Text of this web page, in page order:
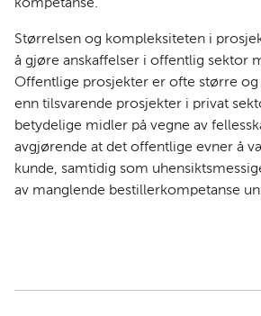
kompetanse.
Størrelsen og kompleksiteten i
å gjøre anskaffelser i offentlig sektor
Offentlige prosjekter er ofte større
enn tilsvarende prosjekter i privat
betydelige midler på vegne av
avgjørende at det offentlige evner å
kunde, samtidig som
av manglende bestillerkompetanse